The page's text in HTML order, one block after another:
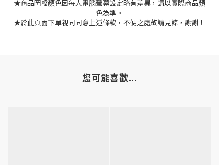
★商品圖檔顏色因每人電腦螢幕設定略有差異，請以實際商品顏
色為準。
★於此頁面下單視同同意上述條款，不便之處敬請見諒，謝謝！
您可能喜歡...